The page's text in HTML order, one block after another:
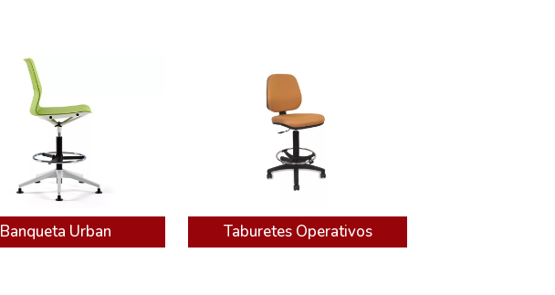
Banqueta Urban Taburetes Operativos